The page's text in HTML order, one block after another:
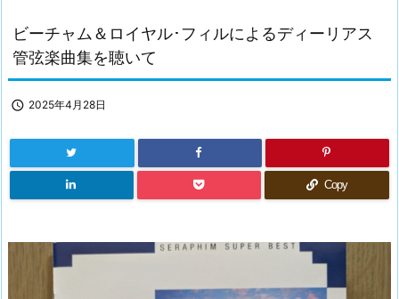
次へ
検索
ビーチャム＆ロイヤル･フィルによるディーリアス
管弦楽曲集を聴いて
 2025年4月28日
Copy